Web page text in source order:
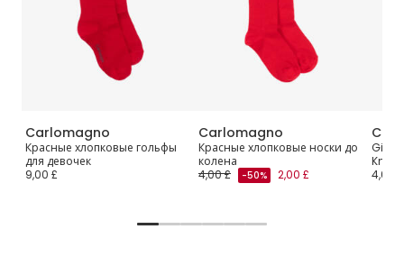
Carlomagno
Красные хлопковые гольфы
для девочек
9,00 £
Carlomagno
Красные хлопковые носки до
колена
4,00 £
-50% 2,00 £
Girls
Knit
4,00 £